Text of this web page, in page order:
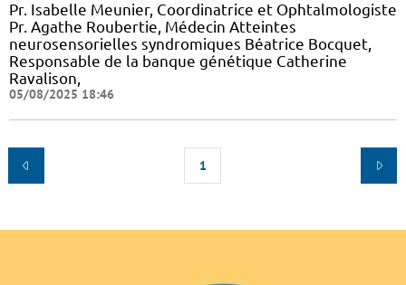
Pr. Isabelle Meunier, Coordinatrice et Ophtalmologiste
Pr. Agathe Roubertie, Médecin Atteintes
neurosensorielles syndromiques Béatrice Bocquet,
Responsable de la banque génétique Catherine
Ravalison,
05/08/2025 18:46
1